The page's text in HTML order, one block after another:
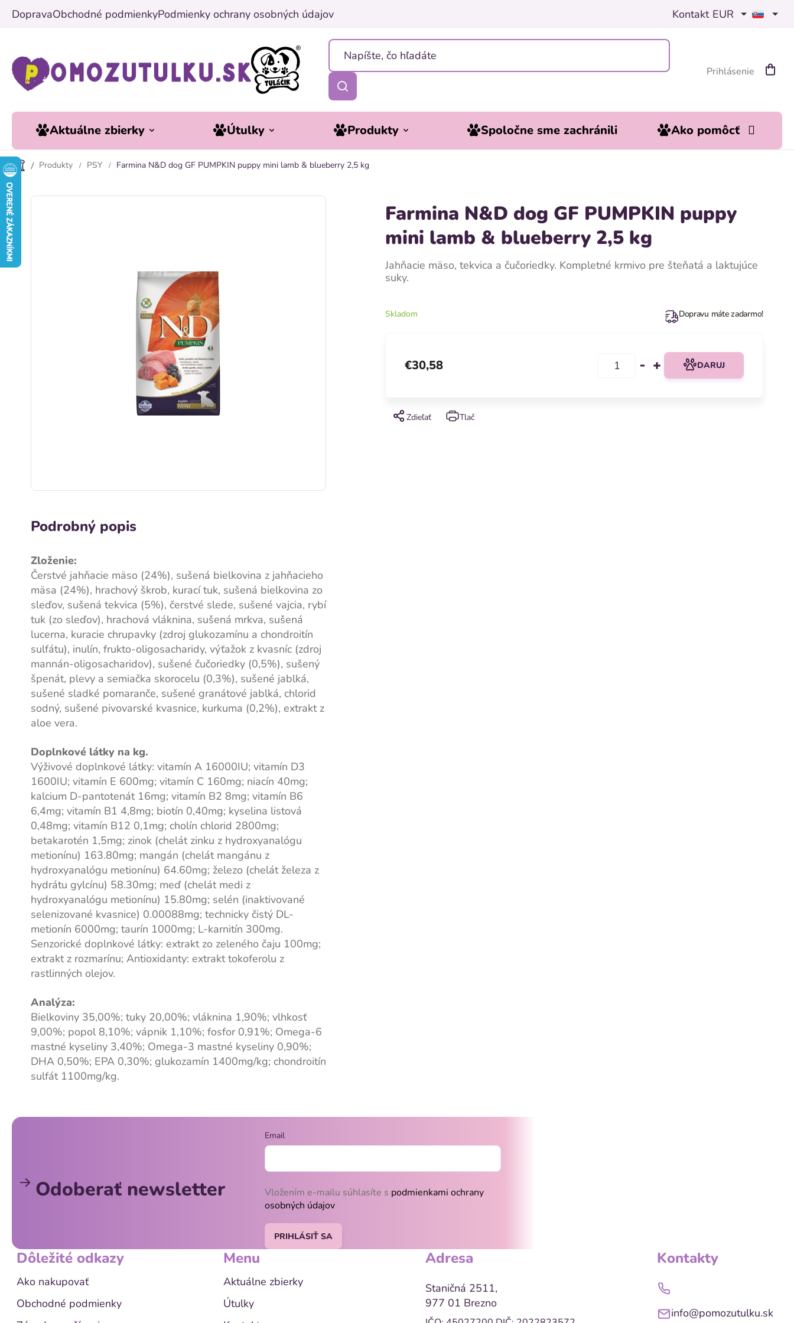
DopravaObchodné podmienkyPodmienky ochrany osobných údajov Kontakt EUR
Prihlásenie
Aktuálne zbierky Útulky Produkty Spoločne sme zachránili Ako pomôcť
Produkty PSY Farmina N&D dog GF PUMPKIN puppy mini lamb & blueberry 2,5 kg
Farmina N&D dog GF PUMPKIN puppy
mini lamb & blueberry 2,5 kg
Jahňacie mäso, tekvica a čučoriedky. Kompletné krmivo pre šteňatá a laktujúce
suky.
Tlač
Zdieľať
Skladom Dopravu máte zadarmo!
€30,58 DARUJ
Podrobný popis
Zloženie:
Čerstvé jahňacie mäso (24%), sušená bielkovina z jahňacieho
mäsa (24%), hrachový škrob, kurací tuk, sušená bielkovina zo
sleďov, sušená tekvica (5%), čerstvé slede, sušené vajcia, rybí
tuk (zo sleďov), hrachová vláknina, sušená mrkva, sušená
lucerna, kuracie chrupavky (zdroj glukozamínu a chondroitín
sulfátu), inulín, frukto-oligosacharidy, výťažok z kvasníc (zdroj
mannán-oligosacharidov), sušené čučoriedky (0,5%), sušený
špenát, plevy a semiačka skorocelu (0,3%), sušené jablká,
sušené sladké pomaranče, sušené granátové jablká, chlorid
sodný, sušené pivovarské kvasnice, kurkuma (0,2%), extrakt z
aloe vera.
Doplnkové látky na kg.
Výživové doplnkové látky: vitamín A 16000IU; vitamín D3
1600IU; vitamín E 600mg; vitamín C 160mg; niacín 40mg;
kalcium D-pantotenát 16mg; vitamín B2 8mg; vitamín B6
6,4mg; vitamín B1 4,8mg; biotín 0,40mg; kyselina listová
0,48mg; vitamín B12 0,1mg; cholín chlorid 2800mg;
betakarotén 1,5mg; zinok (chelát zinku z hydroxyanalógu
metionínu) 163.80mg; mangán (chelát mangánu z
hydroxyanalógu metionínu) 64.60mg; železo (chelát železa z
hydrátu gylcínu) 58.30mg; meď (chelát medi z
hydroxyanalógu metionínu) 15.80mg; selén (inaktivované
selenizované kvasnice) 0.00088mg; technicky čistý DL-
metionín 6000mg; taurín 1000mg; L-karnitín 300mg.
Senzorické doplnkové látky: extrakt zo zeleného čaju 100mg;
extrakt z rozmarínu; Antioxidanty: extrakt tokoferolu z
rastlinných olejov.
Analýza:
Bielkoviny 35,00%; tuky 20,00%; vláknina 1,90%; vlhkosť
9,00%; popol 8,10%; vápnik 1,10%; fosfor 0,91%; Omega-6
mastné kyseliny 3,40%; Omega-3 mastné kyseliny 0,90%;
DHA 0,50%; EPA 0,30%; glukozamín 1400mg/kg; chondroitín
sulfát 1100mg/kg.
Odoberať newsletter
Email
Vložením e-mailu súhlasíte s podmienkami ochrany
osobných údajov
PRIHLÁSIŤ SA
Dôležité odkazy
Ako nakupovať
Obchodné podmienky
Menu
Aktuálne zbierky
Útulky
Adresa
Staničná 2511,
977 01 Brezno
Kontakty
info@pomozutulku.sk